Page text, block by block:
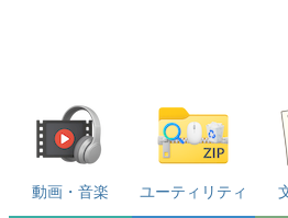
動画・音楽 ユーティリティ